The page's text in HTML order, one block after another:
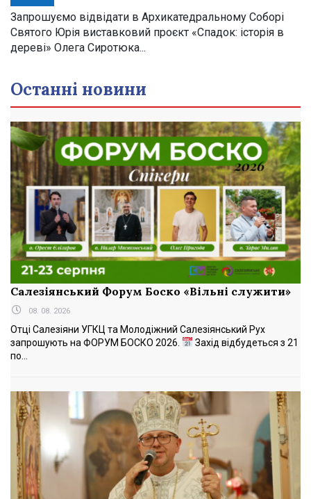
Запрошуємо відвідати в Архикатедральному Соборі
Святого Юрія виставковий проєкт «Спадок: історія в
дереві» Олега Сиротюка...
Останні новини
Салезіянський Форум Боско «Вільні служити»
08. 08. 2026
Отці Салезіяни УГКЦ та Молодіжний Салезіянський Рух
запрошують на ФОРУМ БОСКО 2026.
Захід відбудеться з 21
по...